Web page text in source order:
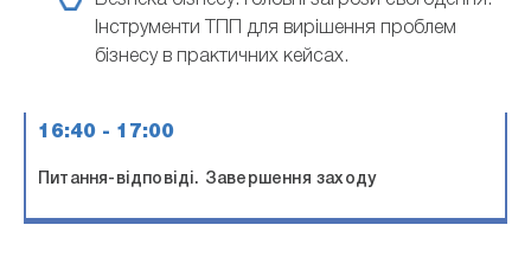
Інструменти ТПП для вирішення проблем
бізнесу в практичних кейсах.
16:40 - 17:00
Питання-відповіді. Завершення заходу